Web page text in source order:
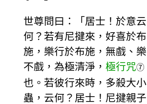
世尊問曰：「居士！於意云
何？若有尼揵來，好喜於布
施，樂行於布施，無戲、樂
不戲，為極清淨， 極行咒⑦
也。若彼行來時，多殺大小
蟲，云何？居士！尼揵親子